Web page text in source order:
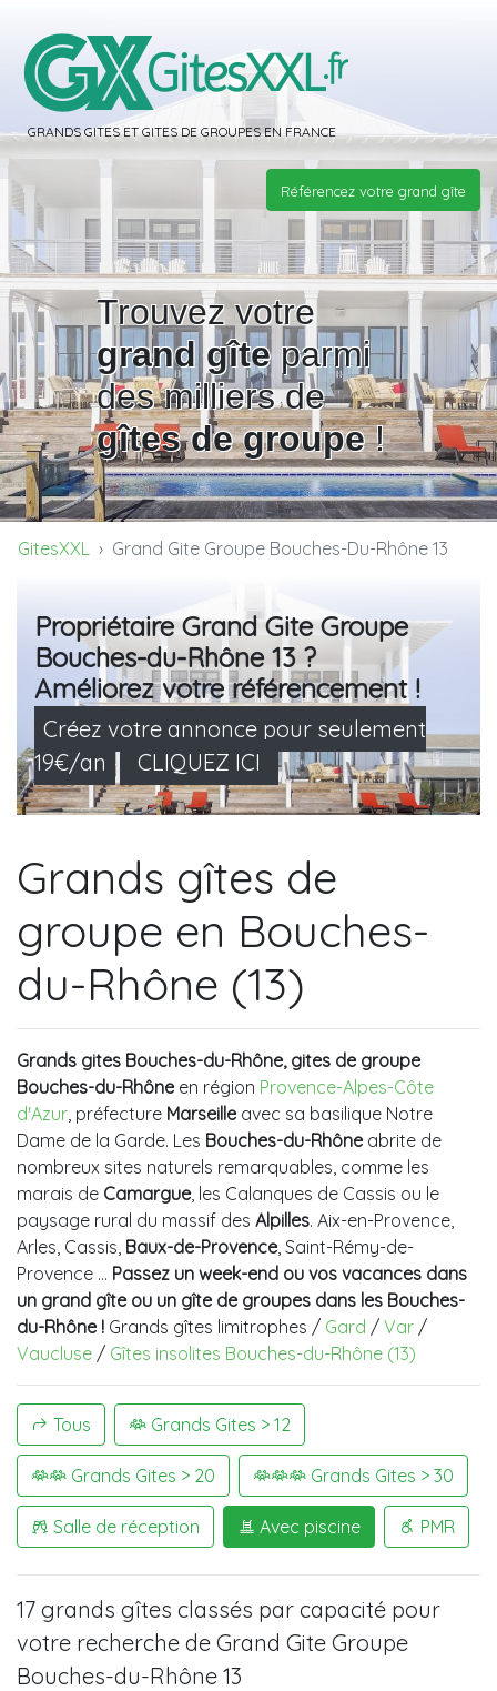
GRANDS GITES ET GITES DE GROUPES EN FRANCE
Référencez votre grand gîte
Trouvez votre
grand gîteparmi
des milliers de
gîtes de groupe!
GitesXXL Grand Gite Groupe Bouches-Du-Rhône 13
Propriétaire Grand Gite Groupe
Bouches-du-Rhône 13 ?
Améliorez votre référencement !
Créez votre annonce pour seulement
19€/an
CLIQUEZ ICI
Grands gîtes de
groupe en Bouches-
du-Rhône (13)
Grands gites Bouches-du-Rhône, gites de groupe
Bouches-du-Rhôneen région Provence-Alpes-Côte
d'Azur, préfecture Marseilleavec sa basilique Notre
Dame de la Garde. Les Bouches-du-Rhôneabrite de
nombreux sites naturels remarquables, comme les
marais de Camargue, les Calanques de Cassis ou le
paysage rural du massif des Alpilles. Aix-en-Provence,
Arles, Cassis, Baux-de-Provence, Saint-Rémy-de-
Provence … Passez un week-end ou vos vacances dans
un grand gîte ou un gîte de groupes dans les Bouches-
du-Rhône ! Grands gîtes limitrophes / Gard / Var /
Vaucluse / Gîtes insolites Bouches-du-Rhône (13)
Tous Grands Gites > 12
Grands Gites > 20 Grands Gites > 30
Salle de réception Avec piscine PMR
17 grands gîtes classés par capacité pour
votre recherche de Grand Gite Groupe
Bouches-du-Rhône 13